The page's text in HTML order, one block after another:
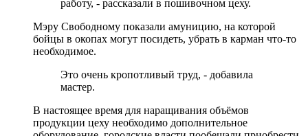
работу, - рассказали в пошивочном цеху.
Мэру Свободному показали амуницию, на которой
бойцы в окопах могут посидеть, убрать в карман что-то
необходимое.
Это очень кропотливый труд, - добавила
мастер.
В настоящее время для наращивания объёмов
продукции цеху необходимо дополнительное